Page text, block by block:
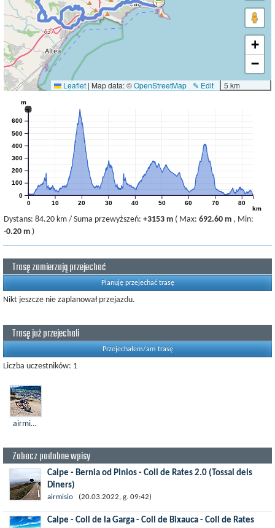
+
−
5 km
✎ Edit
Leaflet | Map data: ©OpenStreetMap
0 10 20 30 40 50 60 70 80
km
0
100
200
300
400
500
600
m
Dystans: 84.20 km / Suma przewyższeń: +3153 m ( Max: 692.60 m , Min:
-0.20 m )
Trasę zamierzają przejechać
Planuję przejechać trasę
Nikt jeszcze nie zaplanował przejazdu.
Trasę już przejechali
Przejechałem/am trasę
Liczba uczestników: 1
airmisio
Zobacz podobne wpisy
Calpe - Bernia od Pinios - Coll de Rates 2.0 (Tossal dels
Diners)
Propozycja większej rundy — ok 100 km — zahaczająca o Port
Bèrnia (od strony Pinos) i Coll de Rates (z wjazdem na sam...
airmisio (20.03.2022, g. 09:42)
Calpe - Coll de la Garga - Coll de Bixauca - Coll de Rates